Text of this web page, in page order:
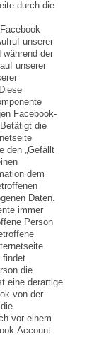
durch die
unserer
während der
unserer
Facebook-
die
den „Gefällt
dem
Daten.
immer
Person
findet
die
eine derartige
von der
vor einem
Account